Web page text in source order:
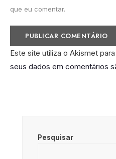
que eu comentar.
Este site utiliza o Akismet
seus dados em comentários
Pesquisar